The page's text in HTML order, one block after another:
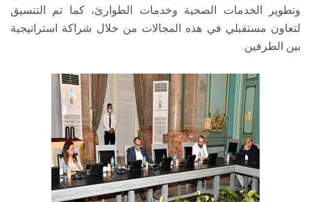
وتطوير الخدمات الصحية وخدمات الطوارئ، كما تم التنسيق
لتعاون مستقبلي في هذه المجالات من خلال شراكة استراتيجية
بين الطرفين.